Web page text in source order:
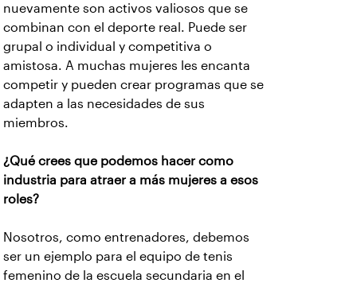
nuevamente son activos valiosos que se
combinan con el deporte real. Puede ser
grupal o individual y competitiva o
amistosa. A muchas mujeres les encanta
competir y pueden crear programas que se
adapten a las necesidades de sus
miembros.
¿Qué crees que podemos hacer como
industria para atraer a más mujeres a esos
roles?
Nosotros, como entrenadores, debemos
ser un ejemplo para el equipo de tenis
femenino de la escuela secundaria en el